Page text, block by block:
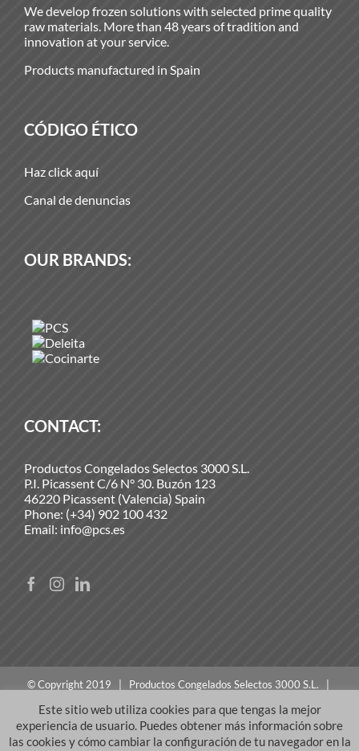
We develop frozen solutions with selected prime quality
raw materials. More than 48 years of tradition and
innovation at your service.
Products manufactured in Spain
CÓDIGO ÉTICO
Haz click aquí
Canal de denuncias
OUR BRANDS:
CONTACT:
Productos Congelados Selectos 3000 S.L.
P.I. Picassent C/6 N° 30. Buzón 123
46220 Picassent (Valencia) Spain
Phone: (+34) 902 100 432
Email: info@pcs.es
© Copyright 2019 | Productos Congelados Selectos 3000 S.L. |
Este sitio web utiliza cookies para que tengas la mejor
experiencia de usuario. Puedes obtener más información sobre
las cookies y cómo cambiar la configuración de tu navegador en la
Español English